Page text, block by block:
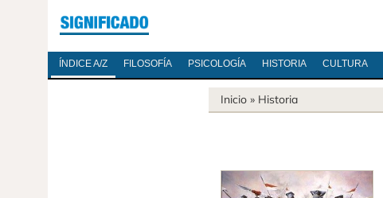
ÍNDICE A/Z FILOSOFÍA PSICOLOGÍA HISTORIA CULTURA
Inicio » Historia